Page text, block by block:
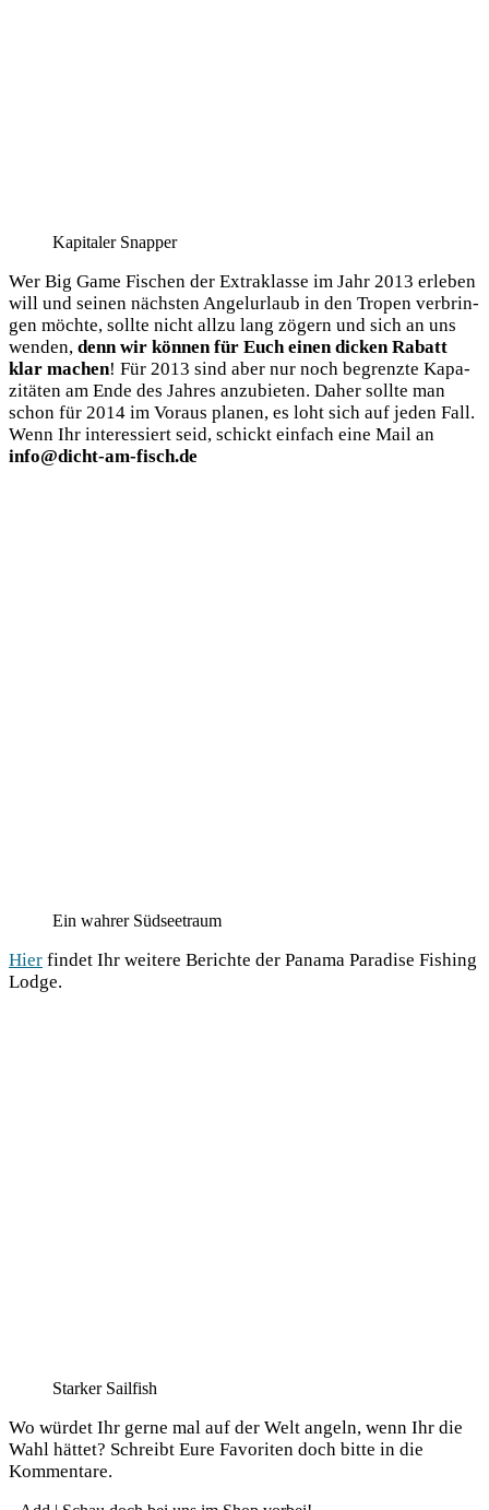
Kapi­ta­ler Snapper
Wer Big Game Fischen der Extra­klas­se im Jahr 2013 erle­ben
will und sei­nen nächs­ten Angel­ur­laub in den Tro­pen ver­brin­
gen möch­te, soll­te nicht all­zu lang zögern und sich an uns
wen­den, denn wir kön­nen für Euch einen dicken Rabatt
klar machen! Für 2013 sind aber nur noch begrenz­te Kapa­
zi­tä­ten am Ende des Jah­res anzu­bie­ten. Daher soll­te man
schon für 2014 im Vor­aus pla­nen, es loht sich auf jeden Fall.
Wenn Ihr inter­es­siert seid, schickt ein­fach eine Mail an
info@dicht-am-fisch.de
Ein wah­rer Südseetraum
Hier fin­det Ihr wei­te­re Berich­te der Pana­ma Para­di­se Fishing
Lodge.
Star­ker Sailfish
Wo wür­det Ihr ger­ne mal auf der Welt angeln, wenn Ihr die
Wahl hät­tet? Schreibt Eure Favo­ri­ten doch bit­te in die
Kommentare.